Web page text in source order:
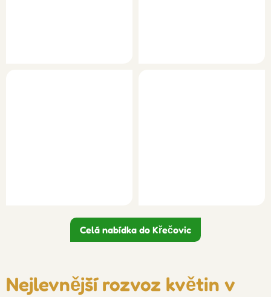
Celá nabídka do Křečovic
Nejlevnější rozvoz květin v